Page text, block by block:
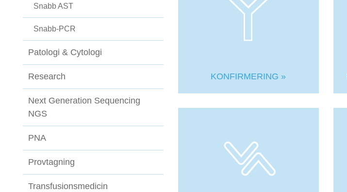
Snabb AST
Snabb-PCR
Patologi & Cytologi
Research
Next Generation Sequencing
NGS
PNA
Provtagning
Transfusionsmedicin
KONFIRMERING »